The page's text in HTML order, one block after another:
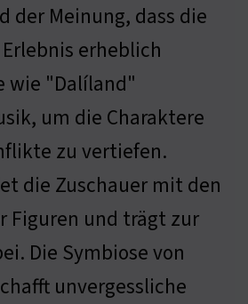
der Meinung, dass die
erheblich
wie "Dalíland"
um die Charaktere
zu vertiefen.
die Zuschauer mit den
Figuren und trägt zur
Die Symbiose von
unvergessliche